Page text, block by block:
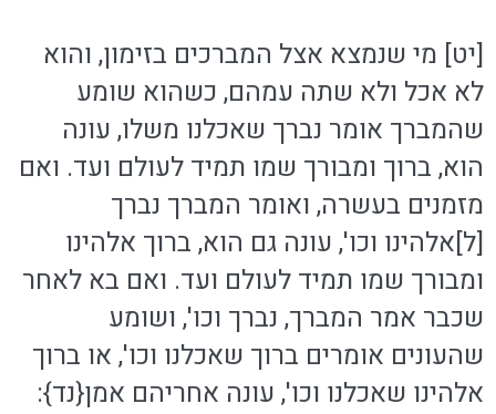
[יט] מי שנמצא אצל המברכים בזימון, והוא
לא אכל ולא שתה עמהם, כשהוא שומע
שהמברך אומר נברך שאכלנו משלו, עונה
הוא, ברוך ומבורך שמו תמיד לעולם ועד. ואם
מזמנים בעשרה, ואומר המברך נברך
[ל]אלהינו וכו', עונה גם הוא, ברוך אלהינו
ומבורך שמו תמיד לעולם ועד. ואם בא לאחר
שכבר אמר המברך, נברך וכו', ושומע
שהעונים אומרים ברוך שאכלנו וכו', או ברוך
אלהינו שאכלנו וכו', עונה אחריהם אמן{נד}: